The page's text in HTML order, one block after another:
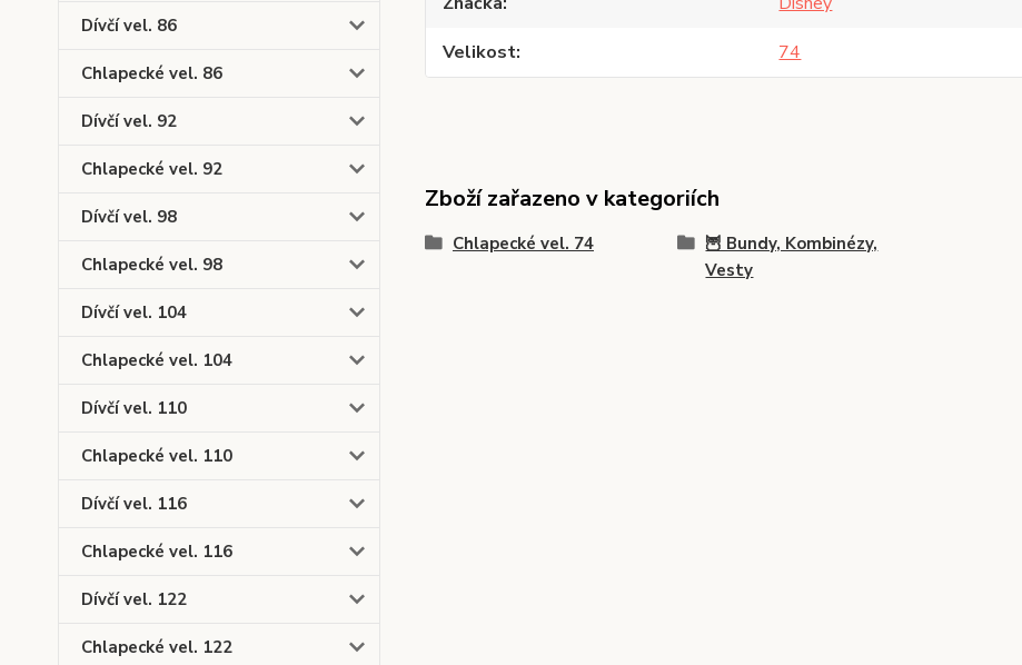
Dívčí vel. 86
Chlapecké vel. 86
Dívčí vel. 92
Chlapecké vel. 92
Dívčí vel. 98
Chlapecké vel. 98
Dívčí vel. 104
Chlapecké vel. 104
Dívčí vel. 110
Chlapecké vel. 110
Dívčí vel. 116
Chlapecké vel. 116
Dívčí vel. 122
Chlapecké vel. 122
Velikost
74
Zboží zařazeno v kategoriích
Chlapecké vel. 74
🦉 Bundy, Kombinézy,
Vesty